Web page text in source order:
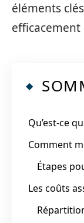
éléments
Qu’est-ce
Comment
Étapes
Les coûts